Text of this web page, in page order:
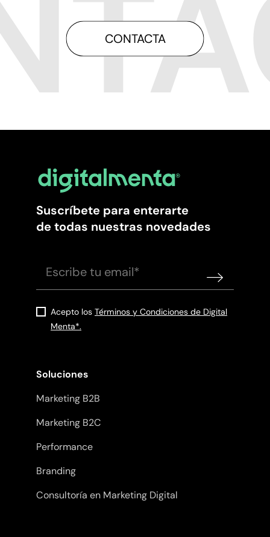
CONTACTA
Suscríbete para enterarte
de todas nuestras novedades
Acepto los Términos y Condiciones de Digital
Menta*.
Soluciones
Marketing B2B
Marketing B2C
Performance
Branding
Consultoría en Marketing Digital